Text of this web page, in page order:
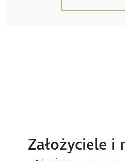
stojący za